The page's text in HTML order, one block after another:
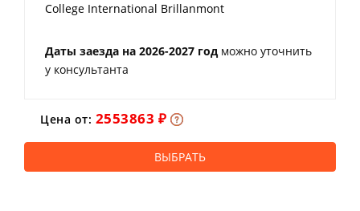
College International Brillanmont
Даты заезда на 2026-2027 год можно уточнить
у консультанта
Цена от: 2553863 ₽
ВЫБРАТЬ